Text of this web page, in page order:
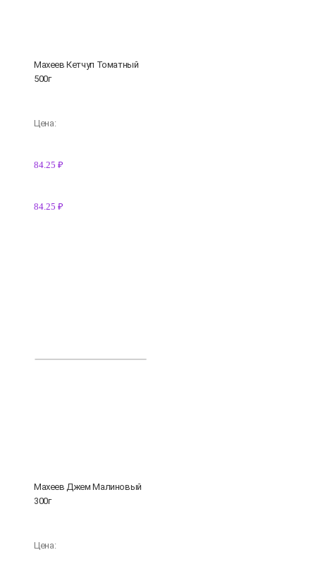
Махеев Кетчуп Томатный
500г
Цена:
84.25 ₽
84.25 ₽
Махеев Джем Малиновый
300г
Цена: